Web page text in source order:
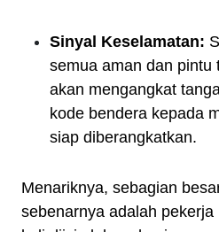
Sinyal Keselamatan:
semua aman dan pintu
akan mengangkat
kode bendera kepada
siap diberangkatkan.
Menariknya, sebagian
sebenarnya adalah